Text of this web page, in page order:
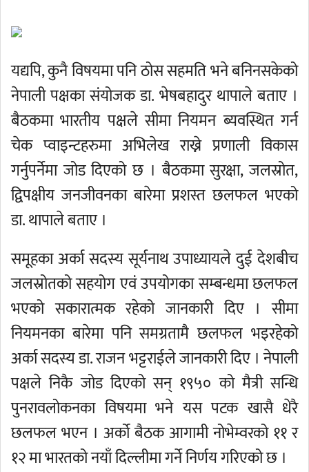
यद्यपि, कुनै विषयमा पनि ठोस सहमति भने बनिनसकेको
नेपाली पक्षका संयोजक डा. भेषबहादुर थापाले बताए ।
बैठकमा भारतीय पक्षले सीमा नियमन ब्यवस्थित गर्न
चेक प्वाइन्टहरुमा अभिलेख राख्ने प्रणाली विकास
गर्नुपर्नेमा जोड दिएको छ । बैठकमा सुरक्षा, जलस्रोत,
द्विपक्षीय जनजीवनका बारेमा प्रशस्त छलफल भएको
डा. थापाले बताए ।
समूहका अर्का सदस्य सूर्यनाथ उपाध्यायले दुई देशबीच
जलस्रोतको सहयोग एवं उपयोगका सम्बन्धमा छलफल
भएको सकारात्मक रहेको जानकारी दिए । सीमा
नियमनका बारेमा पनि समग्रतामै छलफल भइरहेको
अर्का सदस्य डा. राजन भट्टराईले जानकारी दिए । नेपाली
पक्षले निकै जोड दिएको सन् १९५० को मैत्री सन्धि
पुनरावलोकनका विषयमा भने यस पटक खासै धेरै
छलफल भएन । अर्को बैठक आगामी नोभेम्वरको ११ र
१२ मा भारतको नयाँ दिल्लीमा गर्ने निर्णय गरिएको छ ।